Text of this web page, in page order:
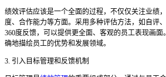
绩效评估应该是一个全面的过程，不仅仅关注业绩
度、合作能力等方面。采用多种评估方法，如自评
360度反馈，可以提供更全面、客观的员工表现画
确地描绘员工的优势和发展领域。
3. 引入目标管理和反馈机制